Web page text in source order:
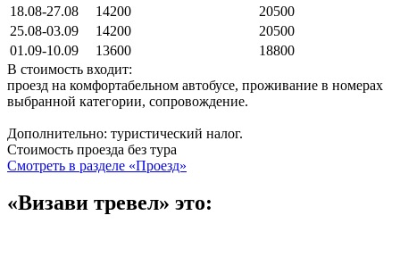
18.08-27.08
14200
20500
25.08-03.09
14200
20500
01.09-10.09
13600
18800
В стоимость входит:
проезд на комфортабельном автобусе, проживание в номерах
выбранной категории, сопровождение.
Дополнительно: туристический налог.
Стоимость проезда без тура
Смотреть в разделе «Проезд»
«Визави тревел» это: